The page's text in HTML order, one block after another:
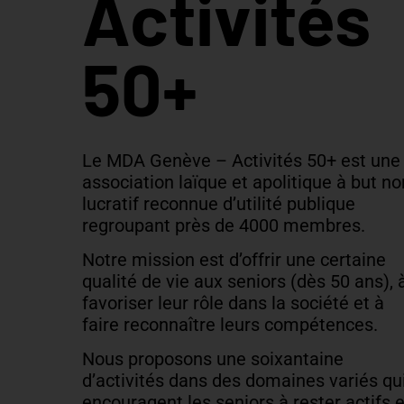
50+
Le MDA Genève – Activités 50+ est une
association laïque et apolitique à but
lucratif reconnue d’utilité publique
regroupant près de 4000 membres.
Notre mission est d’offrir une certaine
qualité de vie aux seniors (dès 50 ans),
favoriser leur rôle dans la société et à
faire reconnaître leurs compétences.
Nous proposons une soixantaine
d’activités dans des domaines variés qui